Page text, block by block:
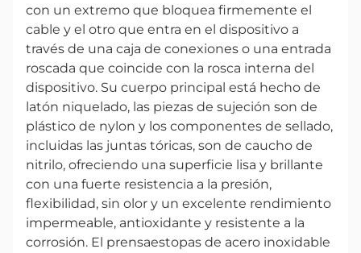
con un extremo que bloquea firmemente el
cable y el otro que entra en el dispositivo a
través de una caja de conexiones o una entrada
roscada que coincide con la rosca interna del
dispositivo. Su cuerpo principal está hecho de
latón niquelado, las piezas de sujeción son de
plástico de nylon y los componentes de sellado,
incluidas las juntas tóricas, son de caucho de
nitrilo, ofreciendo una superficie lisa y brillante
con una fuerte resistencia a la presión,
flexibilidad, sin olor y un excelente rendimiento
impermeable, antioxidante y resistente a la
corrosión. El prensaestopas de acero inoxidable